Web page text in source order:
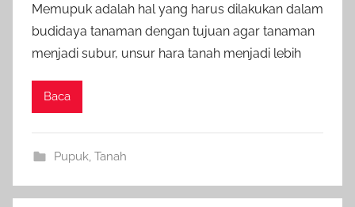
Memupuk adalah hal yang harus dilakukan dalam
budidaya tanaman dengan tujuan agar tanaman
menjadi subur, unsur hara tanah menjadi lebih
Baca
Pupuk, Tanah